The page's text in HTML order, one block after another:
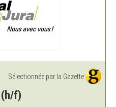
Sélectionnée par la Gazette
(h/f)